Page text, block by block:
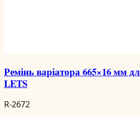
Ремінь варіатора 665×16 мм
LETS
R-2672